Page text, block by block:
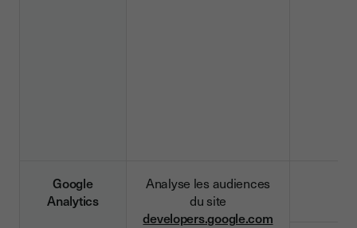
Google
Analytics
Analyse les audiences
du site
developers.google.com